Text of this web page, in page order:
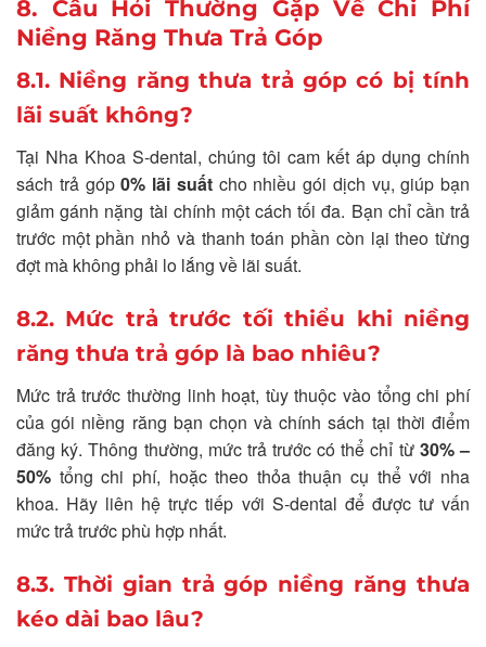
8. Câu Hỏi Thường Gặp Về Chi Phí
Niềng Răng Thưa Trả Góp
8.1. Niềng răng thưa trả góp có bị tính
lãi suất không?
Tại Nha Khoa S-dental, chúng tôi cam kết áp dụng chính
sách trả góp0% lãi suấtcho nhiều gói dịch vụ, giúp bạn
giảm gánh nặng tài chính một cách tối đa. Bạn chỉ cần trả
trước một phần nhỏ và thanh toán phần còn lại theo từng
đợt mà không phải lo lắng về lãi suất.
8.2. Mức trả trước tối thiểu khi niềng
răng thưa trả góp là bao nhiêu?
Mức trả trước thường linh hoạt, tùy thuộc vào tổng chi phí
của gói niềng răng bạn chọn và chính sách tại thời điểm
đăng ký. Thông thường, mức trả trước có thể chỉ từ 30% –
50% tổng chi phí, hoặc theo thỏa thuận cụ thể với nha
khoa. Hãy liên hệ trực tiếp với S-dental để được tư vấn
mức trả trước phù hợp nhất.
8.3. Thời gian trả góp niềng răng thưa
kéo dài bao lâu?